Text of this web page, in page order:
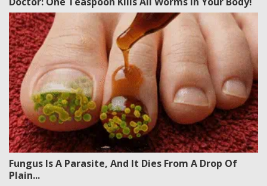
Fungus Is A Parasite, And It Dies From A Drop Of
Plain...